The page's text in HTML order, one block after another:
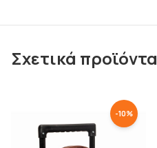
Σχετικά προϊόντα
-10%